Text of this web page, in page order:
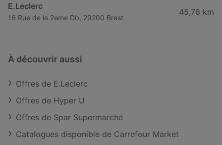
E.Leclerc
16 Rue de la 2eme Db, 29200 Brest
45,76 km
À découvrir aussi
Offres de E.Leclerc
Offres de Hyper U
Offres de Spar Supermarché
Catalogues disponible de Carrefour Market